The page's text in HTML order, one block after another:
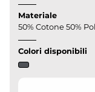
Materiale
50% Cotone 50%
Colori disponibili